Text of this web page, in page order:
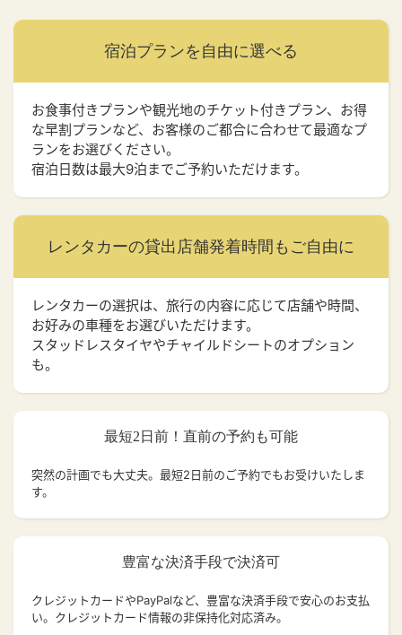
宿泊プランを 自由に選べる
お食事付きプランや観光地のチケット付きプラン、お得
な早割プランなど、お客様のご都合に合わせて最適なプ
ランをお選びください。
宿泊日数は最大9泊までご予約いただけます。
レンタカーの貸出店舗発着時間もご自由に
レンタカーの選択は、旅行の内容に応じて店舗や時間、
お好みの車種をお選びいただけます。
スタッドレスタイヤやチャイルドシートのオプション
も。
最短2日前！直前の予約も可能
突然の計画でも大丈夫。 最短2日前のご予約でもお受けいたしま
す。
豊富な決済手段で決済可
クレジットカードやPayPalなど、豊富な決済手段で安心のお支払
い。クレジットカード情報の非保持化対応済み。